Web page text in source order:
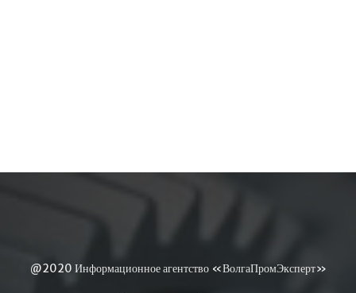
@2020 Информационное агентство «ВолгаПромЭксперт»